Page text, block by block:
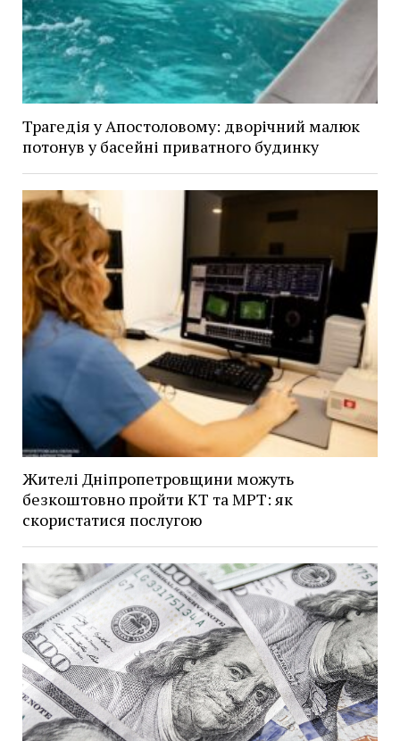
Трагедія у Апостоловому: дворічний малюк
потонув у басейні приватного будинку
Жителі Дніпропетровщини можуть
безкоштовно пройти КТ та МРТ: як
скористатися послугою